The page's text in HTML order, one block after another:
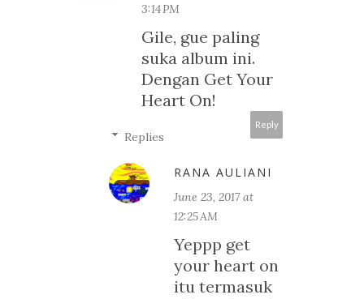
3:14 PM
Gile, gue paling
suka album ini.
Dengan Get Your
Heart On!
Reply
Replies
RANA AULIANI
June 23, 2017 at
12:25 AM
Yeppp get
your heart on
itu termasuk